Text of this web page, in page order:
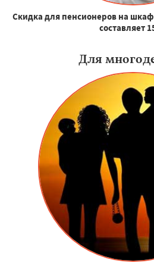
Скидка для пенсионеров на
составляет
Для